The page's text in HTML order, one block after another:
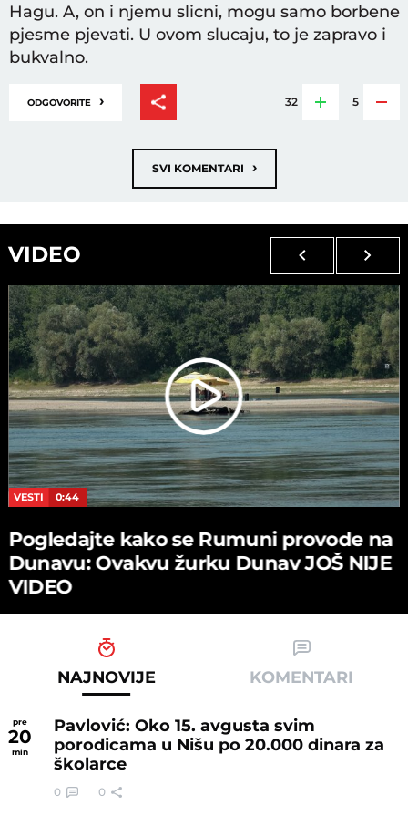
Hagu. A, on i njemu slicni, mogu samo borbene
pjesme pjevati. U ovom slucaju, to je zapravo i
bukvalno.
ODGOVORITE › 32 5
SVI KOMENTARI ›
VIDEO
VESTI 0:44
Pogledajte kako se Rumuni provode na
Dunavu: Ovakvu žurku Dunav JOŠ NIJE
VIDEO
NAJNOVIJE KOMENTARI
pre
20
min
Pavlović: Oko 15. avgusta svim
porodicama u Nišu po 20.000 dinara za
školarce
0 0